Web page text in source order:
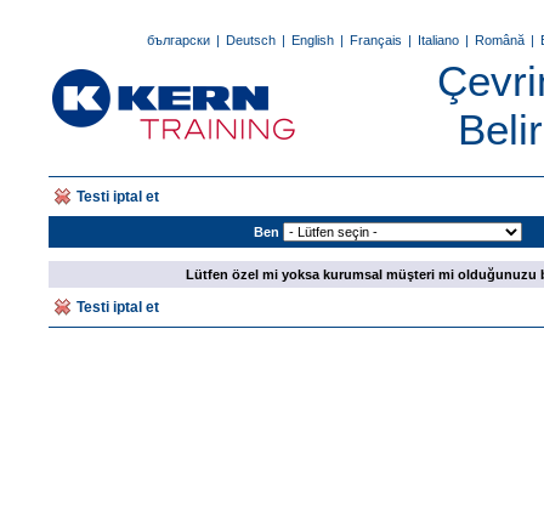
български | Deutsch | English | Français | Italiano | Română |
Testi iptal et
Ben
Lütfen özel mi yoksa kurumsal müşteri mi olduğunuzu
Testi iptal et